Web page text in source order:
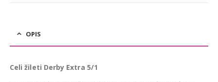
OPIS
Celi žileti Derby Extra 5/1